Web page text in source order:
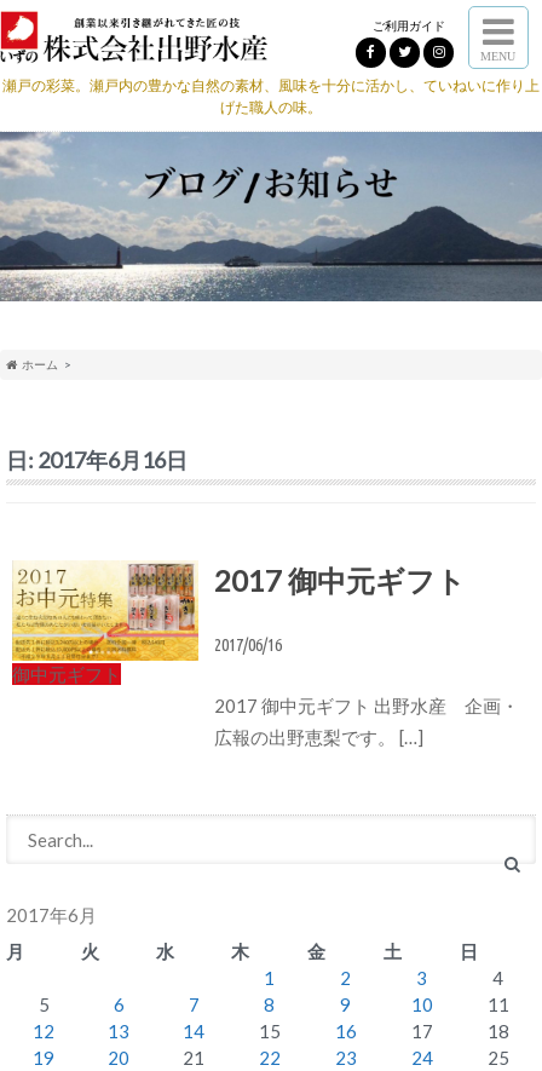
ご利用ガイド
MENU
瀬戸の彩菜。瀬戸内の豊かな自然の素材、風味を十分に活かし、ていねいに作り上
げた職人の味。
ホーム
日: 2017年6月16日
御中元ギフト
2017 御中元ギフト
2017/06/16
2017 御中元ギフト 出野水産 企画・
広報の出野恵梨です。 […]
2017年6月
月
火 水 木 金 土
日
1
2 3
4
5
6 7 8 9 10
11
12
13 14 15 16 17
18
19
20 21 22 23 24
25